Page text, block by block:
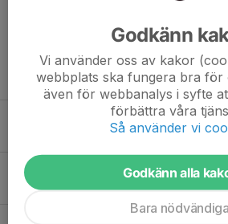
Tidigare nyheter
29 jul, 11:12
27 jul, 13:10
Godkänn
Vi använder oss av kakor
webbplats ska fungera bra för
även för webbanalys i syfte
förbättra våra
Så använder vi
Godkänn alla
Bara nödvändiga